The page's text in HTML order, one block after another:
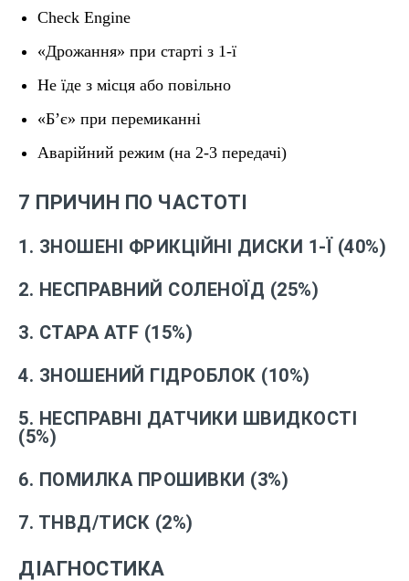
Check Engine
«Дрожання» при старті з 1-ї
Не їде з місця або повільно
«Бʼє» при перемиканні
Аварійний режим (на 2-3 передачі)
7 ПРИЧИН ПО ЧАСТОТІ
1. ЗНОШЕНІ ФРИКЦІЙНІ ДИСКИ 1-Ї (40%)
2. НЕСПРАВНИЙ СОЛЕНОЇД (25%)
3. СТАРА ATF (15%)
4. ЗНОШЕНИЙ ГІДРОБЛОК (10%)
5. НЕСПРАВНІ ДАТЧИКИ ШВИДКОСТІ
(5%)
6. ПОМИЛКА ПРОШИВКИ (3%)
7. ТНВД/ТИСК (2%)
ДІАГНОСТИКА